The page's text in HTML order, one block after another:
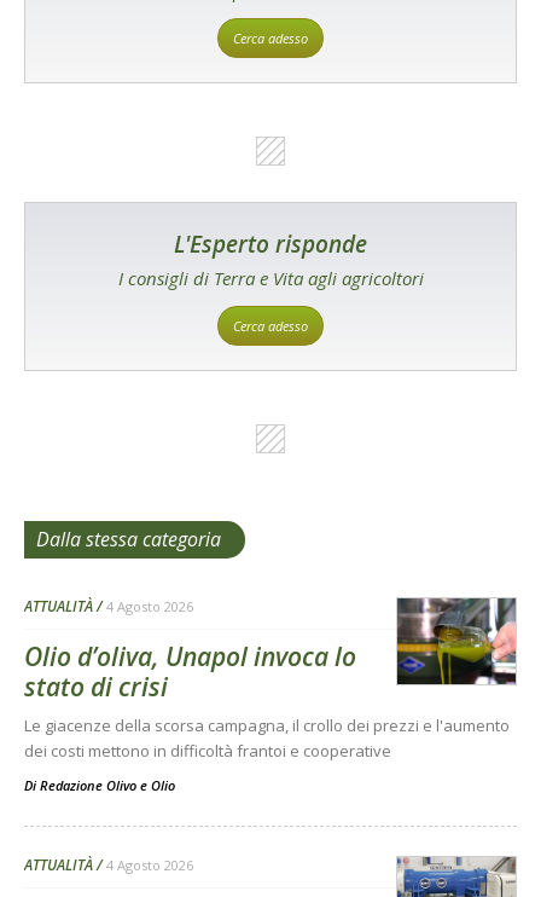
Cerca adesso
L'Esperto risponde
I consigli di Terra e Vita agli agricoltori
Cerca adesso
Dalla stessa categoria
ATTUALITÀ 4 Agosto 2026
Olio d’oliva, Unapol invoca lo
stato di crisi
Le giacenze della scorsa campagna, il crollo dei prezzi e l'aumento
dei costi mettono in difficoltà frantoi e cooperative
Di Redazione Olivo e Olio
ATTUALITÀ 4 Agosto 2026